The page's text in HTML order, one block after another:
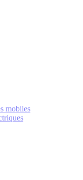
mobiles